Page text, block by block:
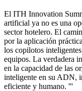
El ITH Innovation
artificial ya no es una
sector hotelero. El
por la aplicación
los copilotos
equipos. La verdadera
en la capacidad de las
inteligente en su ADN,
eficiente y humano. '''